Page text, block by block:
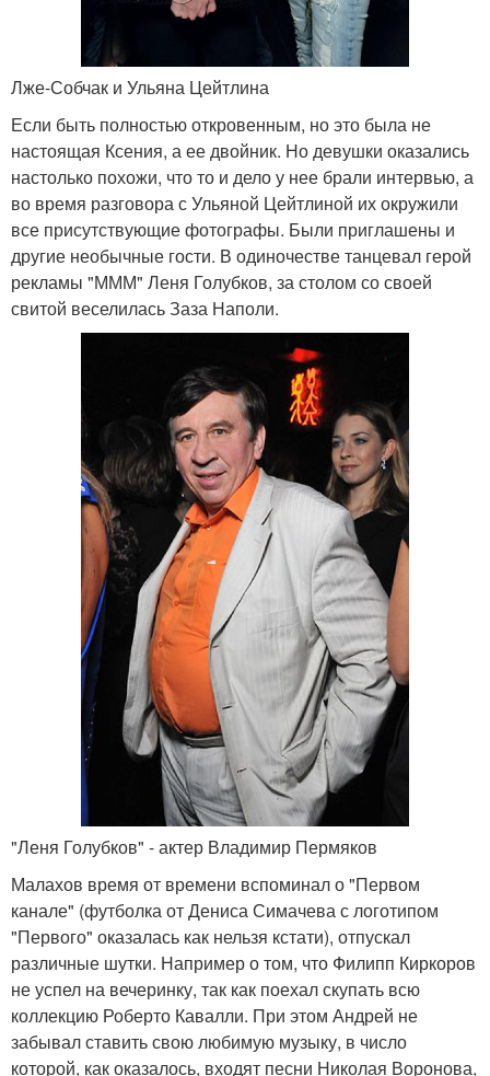
Лже-Собчак и Ульяна Цейтлина
Если быть полностью откровенным, но это была не
настоящая Ксения, а ее двойник. Но девушки оказались
настолько похожи, что то и дело у нее брали интервью, а
во время разговора с Ульяной Цейтлиной их окружили
все присутствующие фотографы. Были приглашены и
другие необычные гости. В одиночестве танцевал герой
рекламы "МММ" Леня Голубков, за столом со своей
свитой веселилась Заза Наполи.
"Леня Голубков" - актер Владимир Пермяков
Малахов время от времени вспоминал о "Первом
канале" (футболка от Дениса Симачева с логотипом
"Первого" оказалась как нельзя кстати), отпускал
различные шутки. Например о том, что Филипп Киркоров
не успел на вечеринку, так как поехал скупать всю
коллекцию Роберто Кавалли. При этом Андрей не
забывал ставить свою любимую музыку, в число
которой, как оказалось, входят песни Николая Воронова,